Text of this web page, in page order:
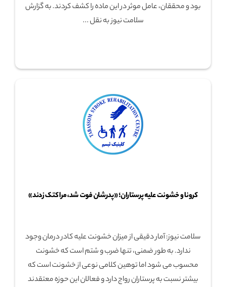
بود و محققان، عامل موثر در این ماده را کشف کردند. به گزارش
سلامت نیوز به نقل ...
کرونا و خشونت علیه پرستاران؛ «پدرشان فوت شد، مرا کتک زدند»
سلامت نیوز: آمار دقیقی از میزان خشونت علیه کادر درمان وجود
ندارد. به طور ضمنی، تنها ضرب و شتم است که خشونت
محسوب می شود اما توهین کلامی نوعی از خشونت است که
بیشتر نسبت به پرستاران رواج دارد و فعالان این حوزه معتقدند